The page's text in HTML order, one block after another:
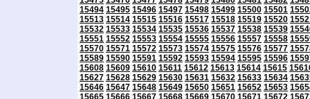
15494 15495 15496 15497 15498 15499 15500 15501
15513 15514 15515 15516 15517 15518 15519 15520
15532 15533 15534 15535 15536 15537 15538 15539
15551 15552 15553 15554 15555 15556 15557 15558
15570 15571 15572 15573 15574 15575 15576 15577
15589 15590 15591 15592 15593 15594 15595 15596
15608 15609 15610 15611 15612 15613 15614 15615
15627 15628 15629 15630 15631 15632 15633 15634
15646 15647 15648 15649 15650 15651 15652 15653
15665 15666 15667 15668 15669 15670 15671 15672